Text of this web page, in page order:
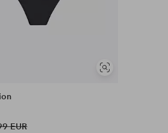
Soortgelijke
EUR